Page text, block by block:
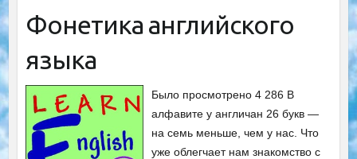
Фонетика английского
языка
Было просмотрено 4 286 В
алфавите у англичан 26 букв —
на семь меньше, чем у нас. Что
уже облегчает нам знакомство с